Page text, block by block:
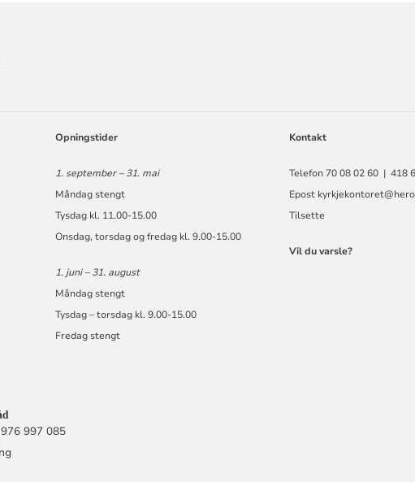
Opningstider
1. september – 31. mai
Måndag stengt
Tysdag kl. 11.00-15.00
Onsdag, torsdag og fredag kl. 9.00-15.00
1. juni – 31. august
Måndag stengt
Tysdag – torsdag kl. 9.00-15.00
Fredag stengt
Kontakt
Telefon 70 08 02 60 | 418
Epost
Tilsette
Vil du varsle?
997 085